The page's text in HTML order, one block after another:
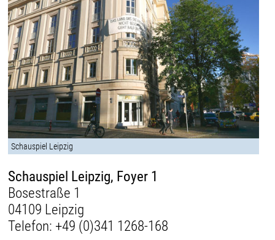
Schauspiel Leipzig
Schauspiel Leipzig, Foyer 1
Bosestraße 1
04109 Leipzig
Telefon: +49 (0)341 1268-168